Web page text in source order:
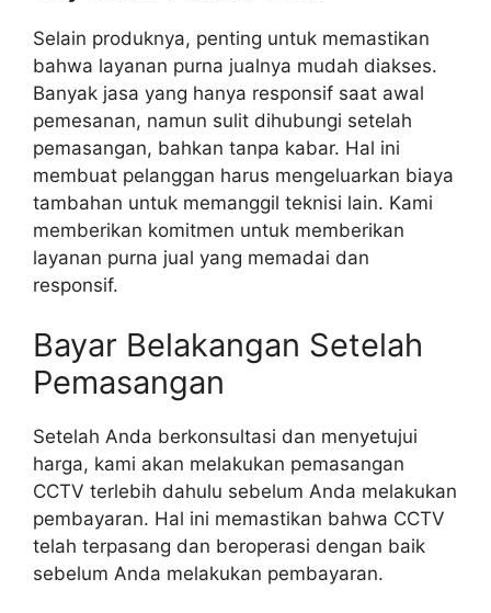
Selain produknya, penting untuk memastikan
bahwa layanan purna jualnya mudah diakses.
Banyak jasa yang hanya responsif saat awal
pemesanan, namun sulit dihubungi setelah
pemasangan, bahkan tanpa kabar. Hal ini
membuat pelanggan harus mengeluarkan biaya
tambahan untuk memanggil teknisi lain. Kami
memberikan komitmen untuk memberikan
layanan purna jual yang memadai dan
responsif.
Bayar Belakangan Setelah
Pemasangan
Setelah Anda berkonsultasi dan menyetujui
harga, kami akan melakukan pemasangan
CCTV terlebih dahulu sebelum Anda melakukan
pembayaran. Hal ini memastikan bahwa CCTV
telah terpasang dan beroperasi dengan baik
sebelum Anda melakukan pembayaran.